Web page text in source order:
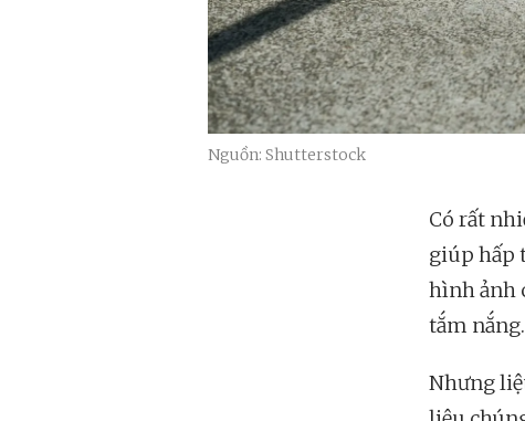
Nguồn: Shutterstock
Có rất
giúp hấp
hình ảnh
tắm nắng.
Nhưng